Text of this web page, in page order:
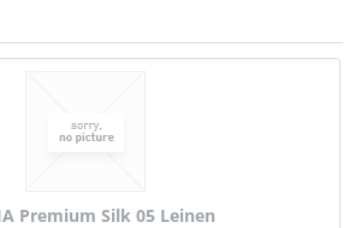
Premium Silk 05 Leinen